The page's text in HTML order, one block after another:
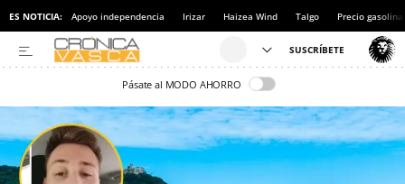
ES NOTICIA: Apoyo independencia Irizar Haizea Wind Talgo Precio gasolina
Pásate al MODO AHORRO